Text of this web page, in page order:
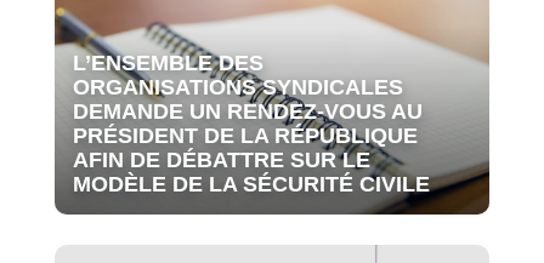
L’ENSEMBLE DES
ORGANISATIONS SYNDICALES
DEMANDE UN RENDEZ-VOUS AU
PRÉSIDENT DE LA RÉPUBLIQUE
AFIN DE DÉBATTRE SUR LE
MODÈLE DE LA SÉCURITÉ CIVILE